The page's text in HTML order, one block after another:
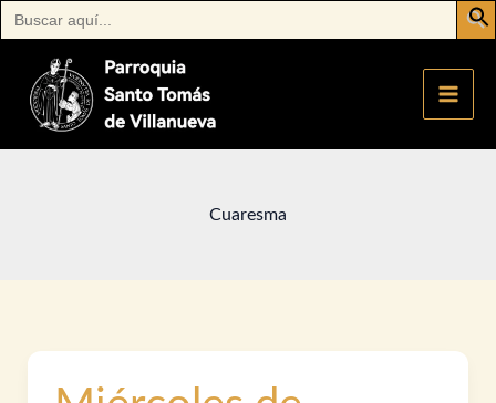
Buscar:
contenido
Cuaresma